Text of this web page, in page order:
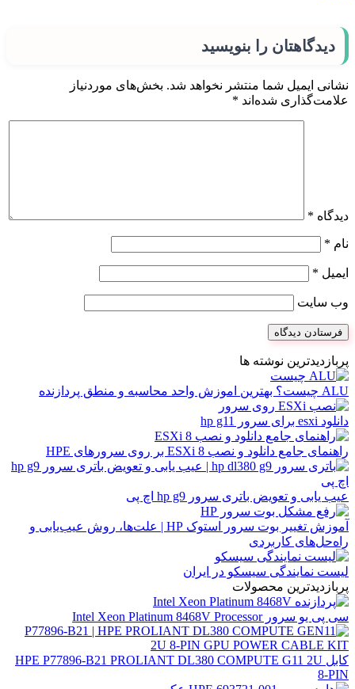
دیدگاهتان را بنویسید
نشانی ایمیل شما منتشر نخواهد شد. بخش‌های موردنیاز
علامت‌گذاری شده‌اند *
دیدگاه *
نام *
ایمیل *
وب‌ سایت
پربازدیدترین نوشته ها
ALU چیست؟ بهترین اموزش واحد محاسبه و منطق پردازنده
دانلود esxi برای سرور hp g11
راهنمای جامع دانلود و نصب ESXi 8 بر روی سرورهای HPE
عیب یابی و تعویض باتری سرور hp g9 اچ پی
آموزش تغییر بوت سرور استوک HP | علت‌ها، روش عیب‌یابی و
راه‌حل‌های کاربردی
لیست نمایندگی سیسکو در ایران
پربازدیدترین محصولات
سی پی یو سرور Intel Xeon Platinum 8468V Processor
کابل HPE P77896-B21 PROLIANT DL380 COMPUTE G11 2U
8-PIN